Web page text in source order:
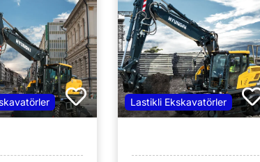
Lastikli Ekskavatörler